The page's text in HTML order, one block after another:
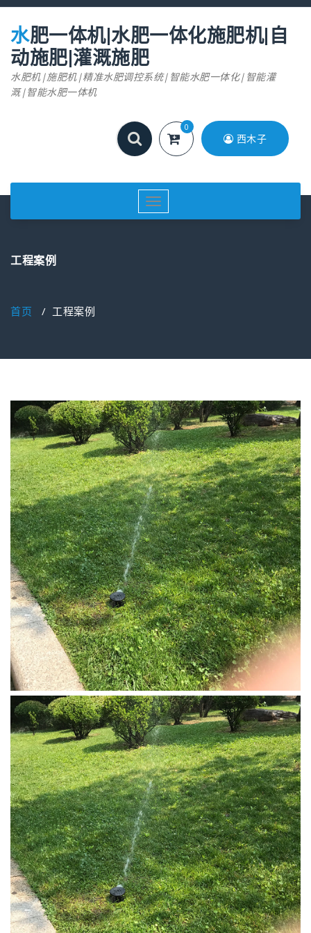
跳
水肥一体机|水肥一体化施肥机|自
动施肥|灌溉施肥
水肥机|施肥机|精准水肥调控系统|智能水肥一体化|智能灌
溉|智能水肥一体机
0
西木子
切
换
工程案例
首页 / 工程案例